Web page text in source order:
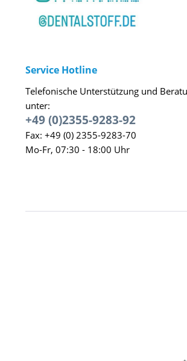
Service Hotline
Telefonische Unterstützung und
unter:
+49 (0)2355-9283-92
Fax: +49 (0) 2355-9283-70
Mo-Fr, 07:30 - 18:00 Uhr